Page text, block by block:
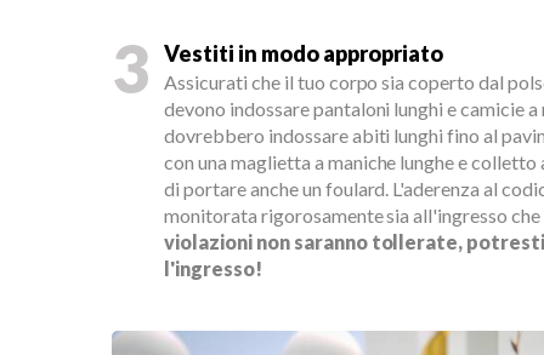
3 Vestiti in modo appropriato
Assicurati che il tuo corpo sia coperto dal
devono indossare pantaloni lunghi e camicie a
dovrebbero indossare abiti lunghi fino al
con una maglietta a maniche lunghe e
di portare anche un foulard. L'aderenza al
monitorata rigorosamente sia all'ingresso
violazioni non saranno tollerate,
l'ingresso!